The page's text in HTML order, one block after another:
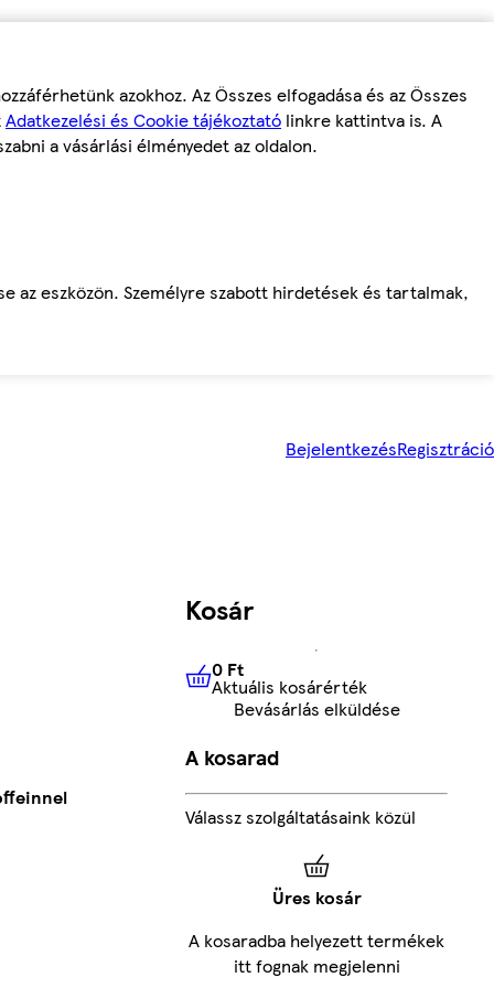
azokhoz. Az Összes elfogadása és az Összes
Adatkezelési és Cookie tájékoztató linkre kattintva is. A
a vásárlási élményedet az oldalon.
az eszközön. Személyre szabott hirdetések és tartalmak,
BejelentkezésRegisztráció
Kosár
0 FtAktuális kosárérték
0 Ft
Aktuális kosárérték
Bevásárlás elküldése
A kosarad
Válassz szolgáltatásaink közül
Üres kosár
A kosaradba helyezett termékek
itt fognak megjelenni